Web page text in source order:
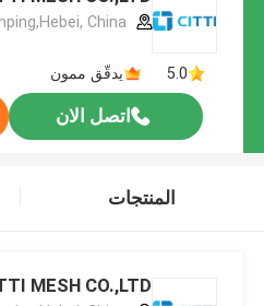
5.0 يدقّق ممون
اتصل الان
المنتجات
MESH CO.,LTD